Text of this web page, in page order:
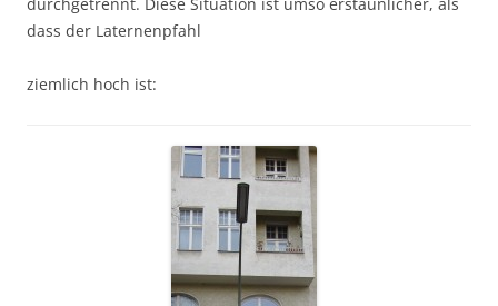
dass der Laternenpfahl
ziemlich hoch ist: